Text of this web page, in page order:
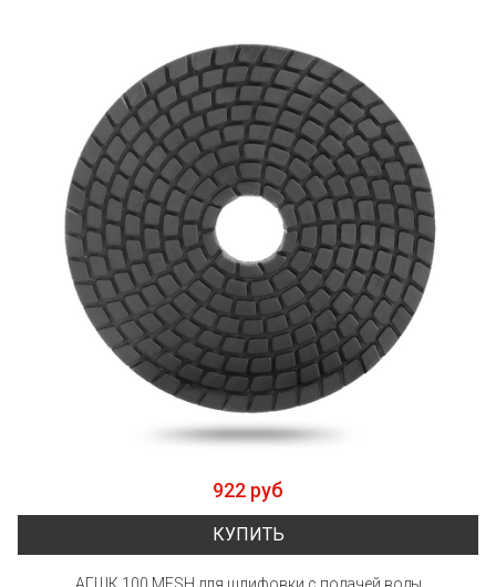
922 руб
КУПИТЬ